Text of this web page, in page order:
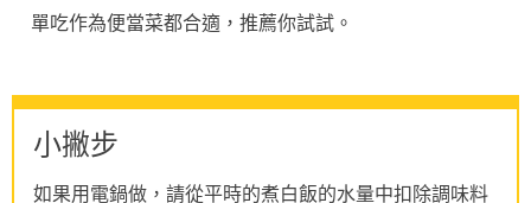
單吃作為便當菜都合適，推薦你試試。
小撇步
如果用電鍋做，請從平時的煮白飯的水量中扣除調味料